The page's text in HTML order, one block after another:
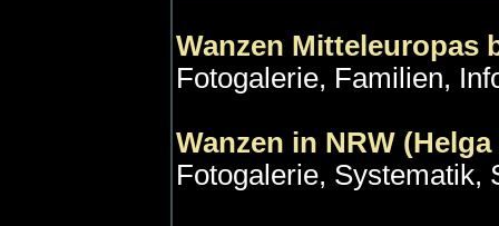
Wanzen Mitteleuropas
Fotogalerie, Familien,
Wanzen in NRW
Fotogalerie, Systematik,